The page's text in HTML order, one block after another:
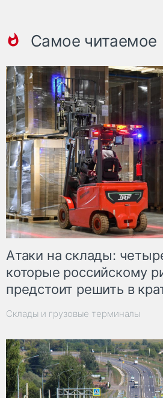
Самое читаемое
Атаки на склады:
которые российскому
предстоит решить в
Склады и грузовые терминалы